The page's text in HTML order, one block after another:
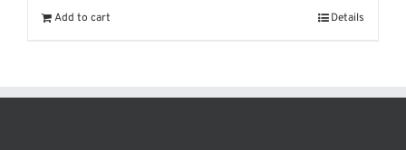
Add to cart Details